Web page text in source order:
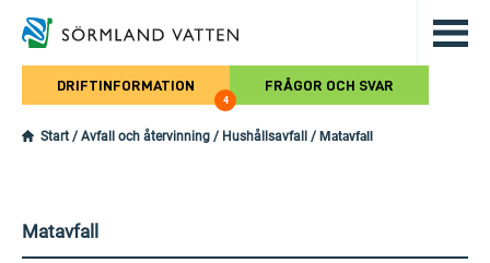
Hoppa till det huvudsakliga
DRIFTINFORMATION
4
FRÅGOR OCH SVAR
Start / Avfall och återvinning / Hushållsavfall / Matavfall
Matavfall